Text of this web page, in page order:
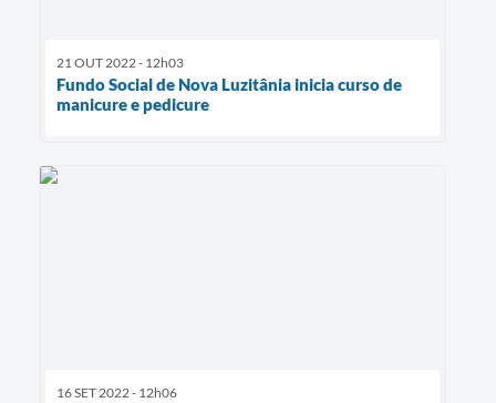
21 OUT 2022 - 12h03
Fundo Social de Nova Luzitânia inicia curso de
manicure e pedicure
16 SET 2022 - 12h06